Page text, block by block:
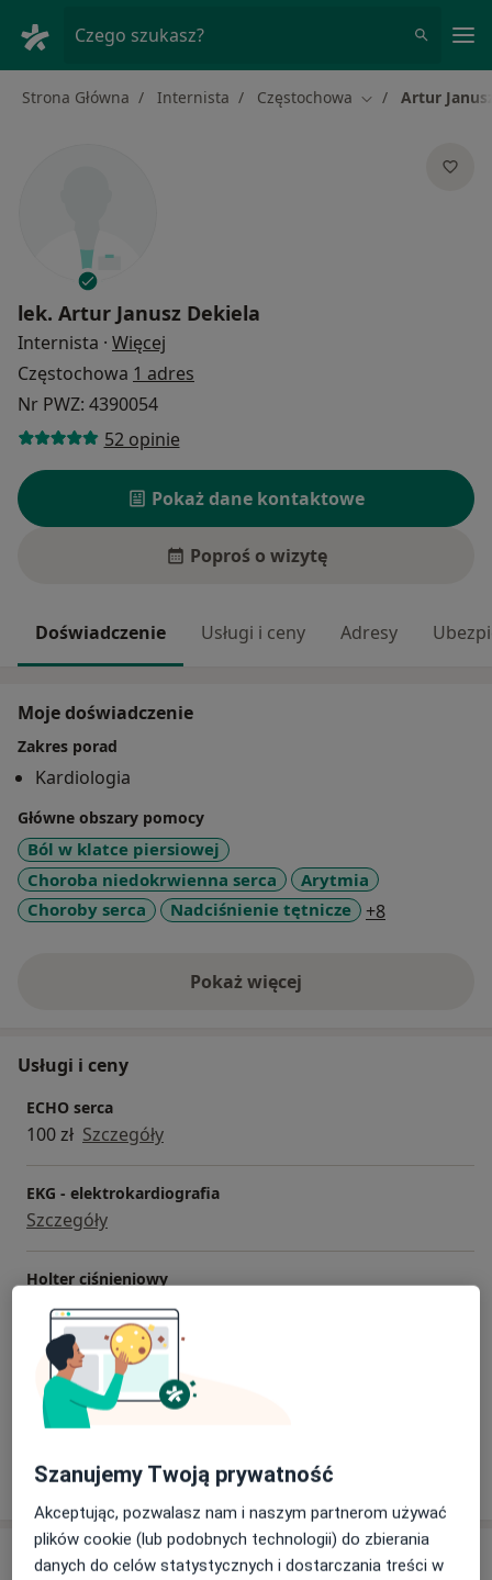
Czego szukasz?
Strona Główna Internista Częstochowa Zmień miasto
Artur
lek. Artur Janusz Dekiela
Internista · Więcej
Częstochowa 1 adres
Nr PWZ: 4390054
52 opinie
Pokaż dane kontaktowe
Poproś o wizytę
Doświadczenie Usługi i ceny Adresy
Moje doświadczenie
Zakres porad
Kardiologia
Główne obszary pomocy
Ból w klatce piersiowej
Choroba niedokrwienna serca
Arytmia
Choroby serca
Nadciśnienie tętnicze +8
Pokaż więcejo doświadczeniu
Usługi i ceny
ECHO serca
100 zł Szczegóły
EKG - elektrokardiografia
Szczegóły
Holter ciśnieniowy
100 zł Szczegóły
Holter EKG
100 zł Szczegóły
W jaki sposób ustalane są ceny?
Adres
Szanujemy Twoją prywatność
Akceptując, pozwalasz nam i naszym partnerom używać
plików cookie (lub podobnych technologii) do zbierania
danych do celów statystycznych i dostarczania treści w